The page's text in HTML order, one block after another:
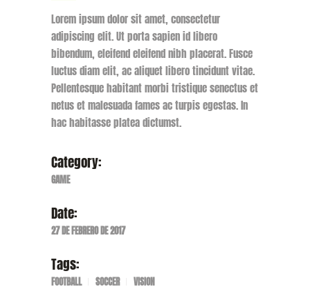
Lorem ipsum dolor sit amet, consectetur
adipiscing elit. Ut porta sapien id libero
bibendum, eleifend eleifend nibh placerat. Fusce
luctus diam elit, ac aliquet libero tincidunt vitae.
Pellentesque habitant morbi tristique senectus et
netus et malesuada fames ac turpis egestas. In
hac habitasse platea dictumst.
Category:
GAME
Date:
27 DE FEBRERO DE 2017
Tags:
FOOTBALL SOCCER VISION